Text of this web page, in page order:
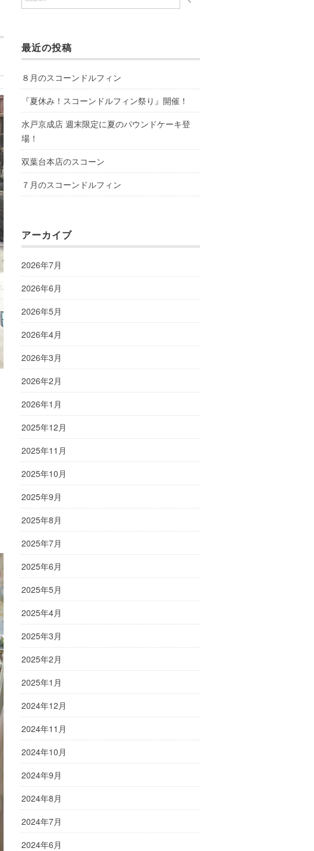
最近の投稿
８月のスコーンドルフィン
『夏休み！スコーンドルフィン祭り』開催！
水戸京成店 週末限定に夏のパウンドケーキ登
場！
双葉台本店のスコーン
７月のスコーンドルフィン
アーカイブ
2026年7月
2026年6月
2026年5月
2026年4月
2026年3月
2026年2月
2026年1月
2025年12月
2025年11月
2025年10月
2025年9月
2025年8月
2025年7月
2025年6月
2025年5月
2025年4月
2025年3月
2025年2月
2025年1月
2024年12月
2024年11月
2024年10月
2024年9月
2024年8月
2024年7月
2024年6月